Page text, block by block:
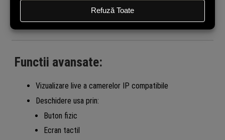
Temperatura operare: -10°C ~ +50°C
Umiditate: max. 90% (fara condens)
Functii avansate:
Vizualizare live a camerelor IP compatibile
Deschidere usa prin:
Buton fizic
Ecran tactil